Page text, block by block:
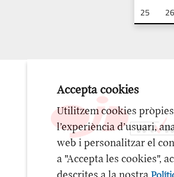
25
26
Accepta cookies
Utilitzem cookies
l’experiència d’usuari,
web i personalitzar el
a "Accepta les cookies",